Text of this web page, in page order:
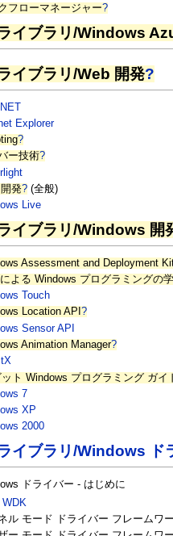
フローマネージャー?
イブラリ/Windows
イブラリ/Web 開発?
Explorer
?
ー技術?
発? (全般)
Live
イブラリ/Windows 開
Assessment and Deployment
よる Windows プログラミングの
Touch
Location API?
Sensor API
Animation Manager?
ト Windows プログラミング ガイ
7
XP
2000
イブラリ/Windows ド
ドライバー - はじめに
WDK
ル モード ドライバー フレームワ